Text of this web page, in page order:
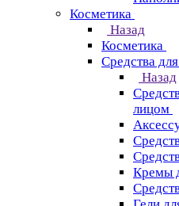
Косметика
Назад
Косметика
Средства
Назад
лицом
Кремы